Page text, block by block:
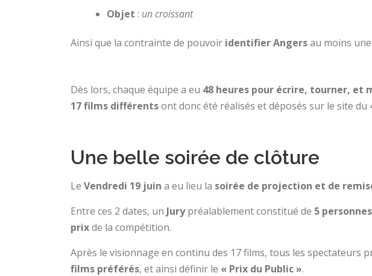
Objet : un croissant
Ainsi que la contrainte de pouvoir identifier Angersau moins
Dès lors, chaque équipe a eu 48 heures pour écrire, tourner, et
17 films différentsont donc été réalisés et déposés sur le site
Une belle soirée de clôture
Le Vendredi 19 juin a eu lieu la soirée de projection et de
Entre ces 2 dates, un Jurypréalablement constitué de 5 personnes
prixde la compétition.
Après le visionnage en continu des 17 films, tous les spectateurs
films préférés, et ainsi définir le « Prix du Public ».